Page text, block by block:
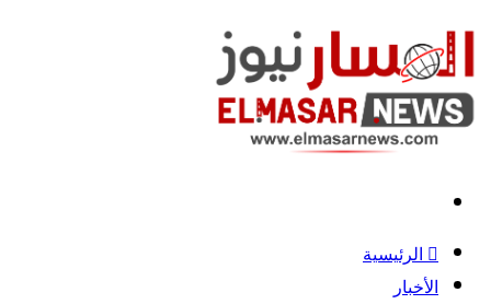
الرئيسية
الأخبار